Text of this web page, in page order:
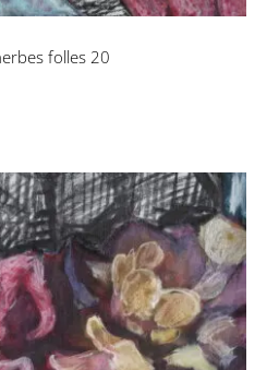
folles 20